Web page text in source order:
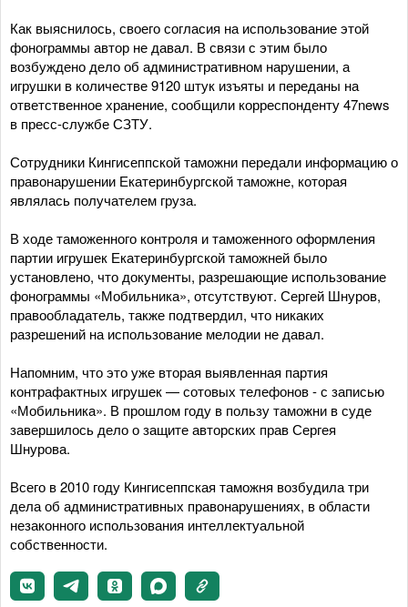
Как выяснилось, своего согласия на использование этой
фонограммы автор не давал. В связи с этим было
возбуждено дело об административном нарушении, а
игрушки в количестве 9120 штук изъяты и переданы на
ответственное хранение, сообщили корреспонденту 47news
в пресс-службе СЗТУ.
Сотрудники Кингисеппской таможни передали информацию о
правонарушении Екатеринбургской таможне, которая
являлась получателем груза.
В ходе таможенного контроля и таможенного оформления
партии игрушек Екатеринбургской таможней было
установлено, что документы, разрешающие использование
фонограммы «Мобильника», отсутствуют. Сергей Шнуров,
правообладатель, также подтвердил, что никаких
разрешений на использование мелодии не давал.
Напомним, что это уже вторая выявленная партия
контрафактных игрушек — сотовых телефонов - с записью
«Мобильника». В прошлом году в пользу таможни в суде
завершилось дело о защите авторских прав Сергея
Шнурова.
Всего в 2010 году Кингисеппская таможня возбудила три
дела об административных правонарушениях, в области
незаконного использования интеллектуальной
собственности.